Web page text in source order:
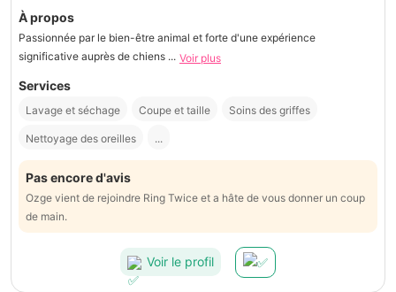
À propos
Passionnée par le bien-être animal et forte d'une expérience
significative auprès de chiens ... Voir plus
Services
Lavage et séchage Coupe et taille Soins des griffes
Nettoyage des oreilles ...
Pas encore d'avis
Ozge vient de rejoindre Ring Twice et a hâte de vous donner un coup
de main.
Voir le profil